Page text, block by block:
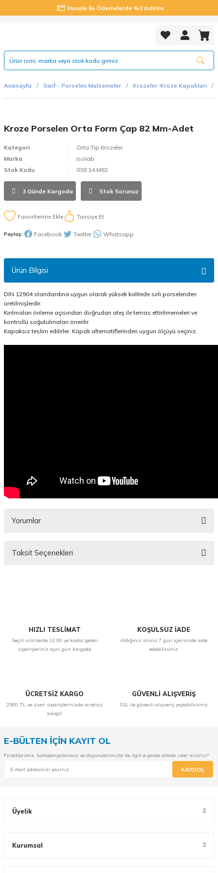
Havale İle Ödemelerde %3 indirim
Anasayfa Sarf - Porselen Malzemeler Krozeler-Kroze Kapakları
Kroze Porselen Orta Form Çap 82 Mm-Adet
Kategori
Orta Tip Krozeler
Marka
Isolab
Stok Kodu
038.14.M82
3 Günde Kargoda Stok Sorunuz
Tavsiye Et
Paylaş: Facebook Twitter Whatsapp
Ürün Bilgisi
DIN 12904 standardına uygun olarak yüksek kalitede sırlı porselenden
üretilmişlerdir.
Kırılmaları önleme açısından doğrudan ateş ile temas ettirilmemeleri ve
kontrollü soğutulmaları önerilir.
Kapaksız teslim edilirler. Kapak alternatiflerinden uygun ölçüyü seçiniz.
Yorumlar
Taksit Seçenekleri
HIZLI TESLİMAT
Seçili ürünlerde 12:00 ye kadar gelen
siparişleriniz aynı gün kargoda
KOŞULSUZ İADE
Aldığınız ürünü 7 gün içerisinde iade
edebilirsiniz
ÜCRETSİZ KARGO
2500 TL ve üzeri siparişlerinizde ücretsiz
kargo!
GÜVENLİ ALIŞVERİŞ
SSL ile güvenli alışveriş yapabilirsiniz
E-BÜLTEN İÇİN KAYIT OL
Fırsatlarımız, kampanyalarımız ve duyurularımızla ile ilgili e-posta almak ister misiniz?
KAYDOL
Üyelik
Kurumsal